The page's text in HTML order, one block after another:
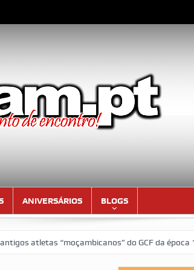
ANIVERSÁRIOS BLOGS
“moçambicanos” do GCF da época 1976/77)